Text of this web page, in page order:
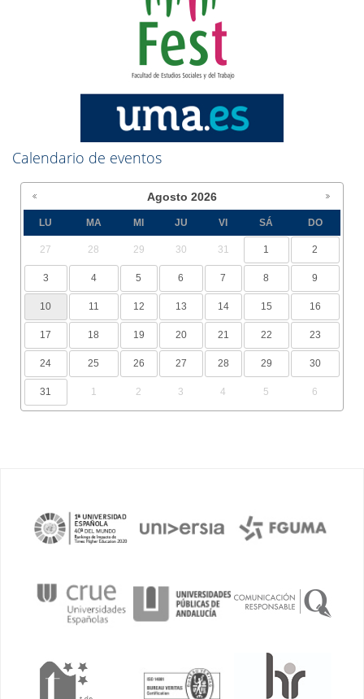
Calendario de eventos
Agosto 2026
LU MA MI JU VI SÁ DO
27 28 29 30 31 1 2
3 4 5 6 7 8 9
10 11 12 13 14 15 16
17 18 19 20 21 22 23
24 25 26 27 28 29 30
31 1 2 3 4 5 6